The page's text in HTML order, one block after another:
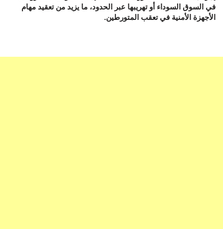
في السوق السوداء أو تهريبها عبر الحدود، ما يزيد من تعقيد مهام
الأجهزة الأمنية في تعقب المتورطين.